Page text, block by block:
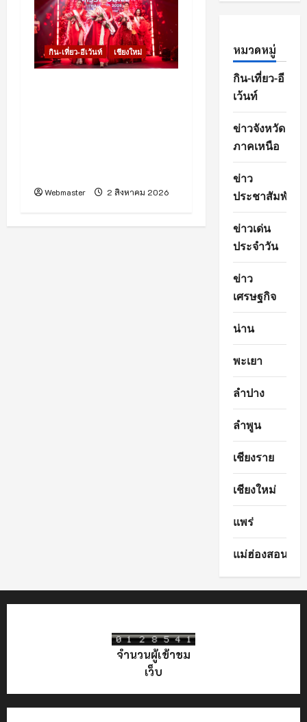
กิน-เที่ยว-อีเว้นท์ เชียงใหม่
Webmaster 2 สิงหาคม 2026
หมวดหมู่
กิน-เที่ยว-อี
เว้นท์
ข่าวจังหวัด
ภาคเหนือ
ข่าว
ประชาสัมพันธ์
ข่าวเด่น
ประจำวัน
ข่าว
เศรษฐกิจ
น่าน
พะเยา
ลำปาง
ลำพูน
เชียงราย
เชียงใหม่
แพร่
แม่ฮ่องสอน
จำนวนผู้เข้าชม
เว็บ